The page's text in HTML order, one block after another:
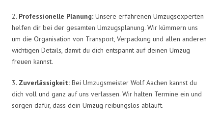
2. Professionelle Planung: Unsere erfahrenen Umzugsexperten
helfen dir bei der gesamten Umzugsplanung. Wir kümmern uns
um die Organisation von Transport, Verpackung und allen anderen
wichtigen Details, damit du dich entspannt auf deinen Umzug
freuen kannst.
3. Zuverlässigkeit: Bei Umzugsmeister Wolf Aachen kannst du
dich voll und ganz auf uns verlassen. Wir halten Termine ein und
sorgen dafür, dass dein Umzug reibungslos abläuft.